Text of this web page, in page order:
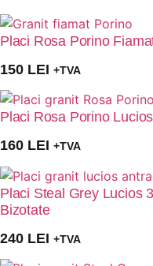
Placi Rosa Porino
150 LEI +TVA
Placi Rosa Porino
160 LEI +TVA
Placi Steal Grey Lucios
Bizotate
240 LEI +TVA